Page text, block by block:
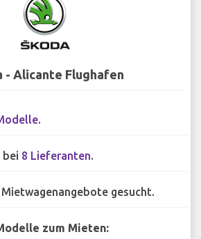
- Alicante Flughafen
.
bei 8 Lieferanten.
Mietwagenangebote gesucht.
zum Mieten: